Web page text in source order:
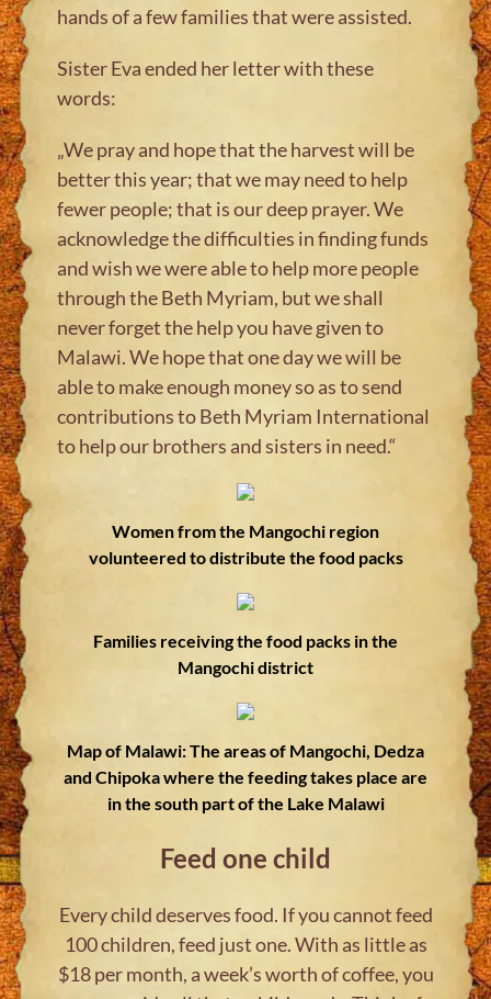
hands of a few families that were assisted.
Sister Eva ended her letter with these
words:
„We pray and hope that the harvest will be
better this year; that we may need to help
fewer people; that is our deep prayer. We
acknowledge the difficulties in finding funds
and wish we were able to help more people
through the Beth Myriam, but we shall
never forget the help you have given to
Malawi. We hope that one day we will be
able to make enough money so as to send
contributions to Beth Myriam International
to help our brothers and sisters in need.“
Women from the Mangochi region
volunteered to distribute the food packs
Families receiving the food packs in the
Mangochi district
Map of Malawi: The areas of Mangochi, Dedza
and Chipoka where the feeding takes place are
in the south part of the Lake Malawi
Feed one child
Every child deserves food. If you cannot feed
100 children, feed just one. With as little as
$18 per month, a week’s worth of coffee, you